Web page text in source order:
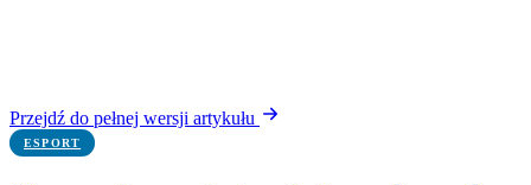
Przejdź do pełnej wersji artykułu
ESPORT